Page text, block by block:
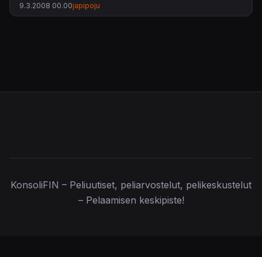
9.3.2008 00.00japipoju
KonsoliFIN – Peliuutiset, peliarvostelut, pelikeskustelut
– Pelaamisen keskipiste!